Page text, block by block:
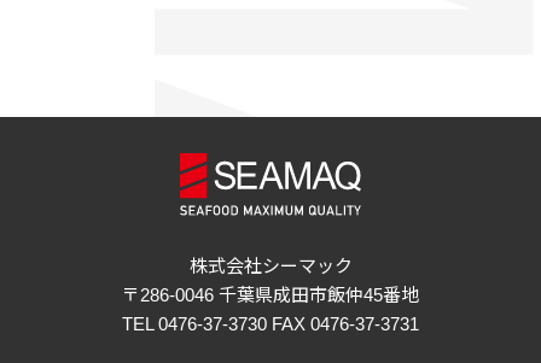
株式会社シーマック
〒286-0046 千葉県成田市飯仲45番地
TEL 0476-37-3730 FAX 0476-37-3731